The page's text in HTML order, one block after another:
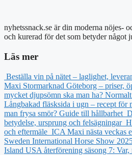
nyhetssnack.se är din moderna nöjes-
och kurerad för det som betyder något
Läs mer
Beställa vin på nätet – laglighet,
Maxi Stormarknad Göteborg – priser,
mycket djupsömn ska man ha?
Långbakad fläsksida i ugn – recept för
man frysa smör? Guide till hållbarhet
betydelse, ursprung och felsägningar
och eftermäle ICA Maxi nästa veckas
Sweden International Horse Show
Island USA återförening säsong 7: